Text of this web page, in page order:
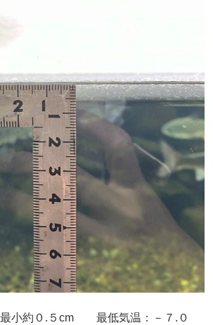
小約０.５cm 最低気温：－７.０